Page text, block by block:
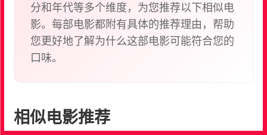
分和年代等多个维度，为您推荐以下相似电
影。每部电影都附有具体的推荐理由，帮助
您更好地了解为什么这部电影可能符合您的
口味。
相似电影推荐